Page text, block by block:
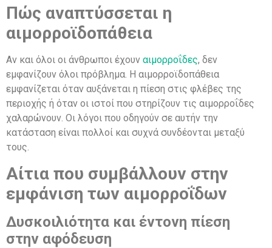
Πώς αναπτύσσεται η
αιμορροϊδοπάθεια
Αν και όλοι οι άνθρωποι έχουν αιμορροΐδες, δεν
εμφανίζουν όλοι πρόβλημα. Η αιμορροϊδοπάθεια
εμφανίζεται όταν αυξάνεται η πίεση στις φλέβες της
περιοχής ή όταν οι ιστοί που στηρίζουν τις αιμορροΐδες
χαλαρώνουν. Οι λόγοι που οδηγούν σε αυτήν την
κατάσταση είναι πολλοί και συχνά συνδέονται μεταξύ
τους.
Αίτια που συμβάλλουν στην
εμφάνιση των αιμορροΐδων
Δυσκοιλιότητα και έντονη πίεση
στην αφόδευση